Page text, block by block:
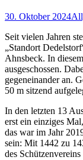
30. Oktober 2024
Seit vielen Jahren
„Standort
Ahnsbeck. In
ausgeschossen.
gegeneinander an.
50 m sitzend
In den letzten 13
erst ein einziges
das war im Jahr
sein: Mit 1442 zu
des